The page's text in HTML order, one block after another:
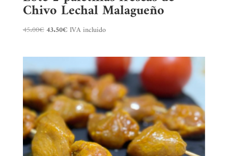
Chivo Lechal Malagueño
45.00€El
45.00€.
43.50€El
43.50€.
IVA incluido